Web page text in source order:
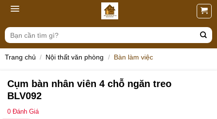
Skip
content
Tìm
kiếm:
Trang chủ / Nội thất văn phòng / Bàn làm việc
Cụm bàn nhân viên 4 chỗ ngăn treo
BLV092
0 Đánh Giá